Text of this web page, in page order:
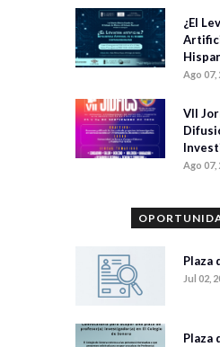
¿El
Ago 07,
VII
Ago 07,
Plaza
Jul 02,
Plaza